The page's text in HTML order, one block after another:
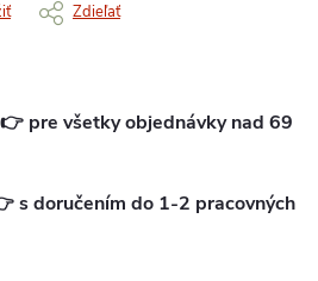
Zdieľať
pre všetky objednávky nad 69
s doručením do 1-2 pracovných